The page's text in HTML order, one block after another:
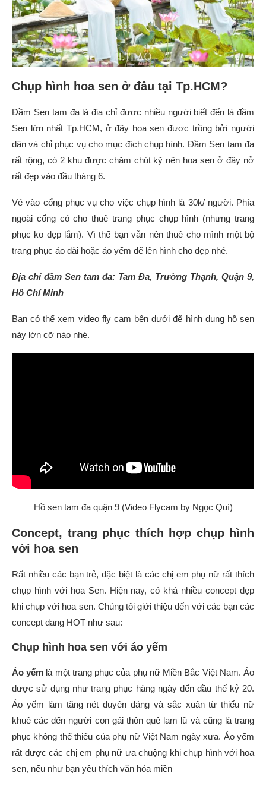
Chụp hình hoa sen ở đâu tại Tp.HCM?
Đầm Sen tam đa là địa chỉ được nhiều người biết đến là đầm
Sen lớn nhất Tp.HCM, ở đây hoa sen được trồng bởi người
dân và chỉ phục vụ cho mục đích chụp hình. Đầm Sen tam đa
rất rộng, có 2 khu được chăm chút kỹ nên hoa sen ở đây nở
rất đẹp vào đầu tháng 6.
Vé vào cổng phục vụ cho việc chụp hình là 30k/ người. Phía
ngoài cổng có cho thuê trang phục chụp hình (nhưng trang
phục ko đẹp lắm). Vì thế bạn vẫn nên thuê cho mình một bộ
trang phục áo dài hoặc áo yếm để lên hình cho đẹp nhé.
Địa chỉ đầm Sen tam đa: Tam Đa, Trường Thạnh, Quận 9,
Hồ Chí Minh
Bạn có thể xem video fly cam bên dưới để hình dung hồ sen
này lớn cỡ nào nhé.
Hồ sen tam đa quận 9 (Video Flycam by Ngọc Quí)
Concept, trang phục thích hợp chụp hình
với hoa sen
Rất nhiều các bạn trẻ, đặc biệt là các chị em phụ nữ rất thích
chụp hình với hoa Sen. Hiện nay, có khá nhiều concept đẹp
khi chụp với hoa sen. Chúng tôi giới thiệu đến với các bạn các
concept đang HOT như sau:
Chụp hình hoa sen với áo yếm
Áo yếm là một trang phục của phụ nữ Miền Bắc Việt Nam. Áo
được sử dụng như trang phục hàng ngày đến đầu thế kỷ 20.
Áo yếm làm tăng nét duyên dáng và sắc xuân từ thiếu nữ
khuê các đến người con gái thôn quê lam lũ và cũng là trang
phục không thể thiếu của phụ nữ Việt Nam ngày xưa. Áo yếm
rất được các chị em phụ nữ ưa chuộng khi chụp hình với hoa
sen, nếu như bạn yêu thích văn hóa miền